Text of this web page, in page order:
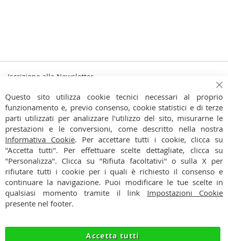
Iscrizione alla Newsletter
alla
nostra
Newsletter:
Iscriviti
Ho preso visione dell'Informativa Privacy
CONTATTI
CONDIZIONI
PAGAMENTI
PRIVACY
Questo sito utilizza cookie tecnici necessari al proprio
funzionamento e, previo consenso, cookie statistici e di terze
parti utilizzati per analizzare l'utilizzo del sito, misurarne le
prestazioni e le conversioni, come descritto nella nostra
Informativa Cookie. Per accettare tutti i cookie, clicca su
"Accetta tutti". Per effettuare scelte dettagliate, clicca su
"Personalizza". Clicca su "Rifiuta facoltativi" o sulla X per
rifiutare tutti i cookie per i quali è richiesto il consenso e
continuare la navigazione. Puoi modificare le tue scelte in
qualsiasi momento tramite il link Impostazioni Cookie
presente nel footer.
Accetta tutti